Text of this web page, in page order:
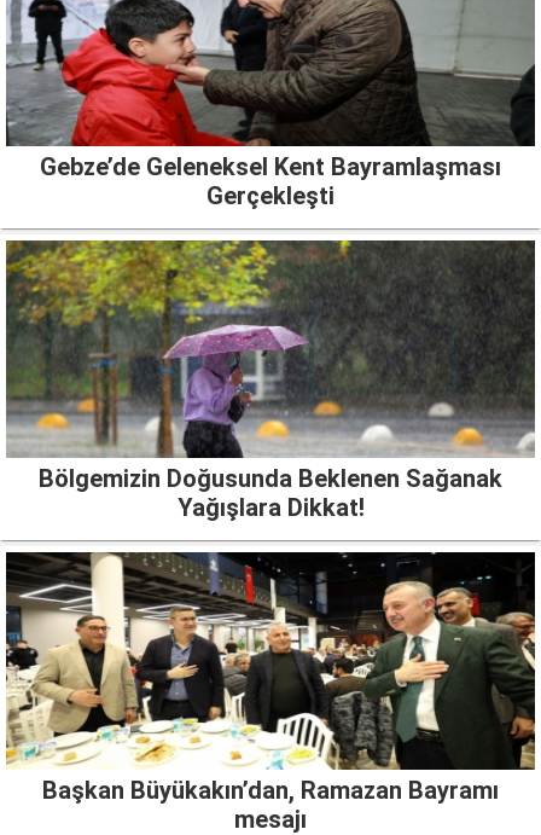
Gebze’de Geleneksel Kent Bayramlaşması
Gerçekleşti
Bölgemizin Doğusunda Beklenen Sağanak
Yağışlara Dikkat!
Başkan Büyükakın’dan, Ramazan Bayramı
mesajı